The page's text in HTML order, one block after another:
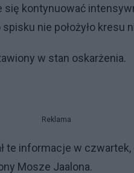
kontynuować
nie położyło kresu
w stan oskarżenia.
Reklama
te informacje w
Mosze Jaalona.